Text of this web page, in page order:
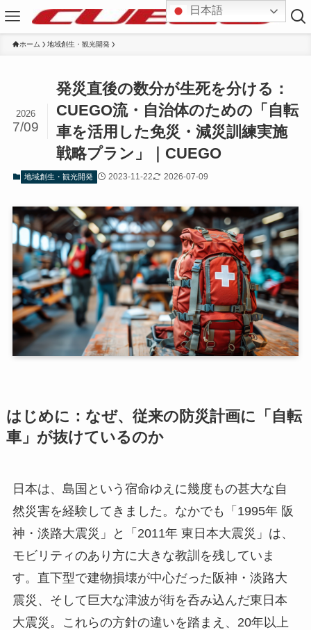
ホーム 地域創生・観光開発
発災直後の数分が生死を分ける：
CUEGO流・自治体のための「自転
車を活用した免災・減災訓練実施
戦略プラン」｜CUEGO
2026
7/09
地域創生・観光開発 2023-11-22 2026-07-09
はじめに：なぜ、従来の防災計画に「自転
車」が抜けているのか
日本は、島国という宿命ゆえに幾度もの甚大な自
然災害を経験してきました。なかでも「1995年 阪
神・淡路大震災」と「2011年 東日本大震災」は、
モビリティのあり方に大きな教訓を残していま
す。直下型で建物損壊が中心だった阪神・淡路大
震災、そして巨大な津波が街を呑み込んだ東日本
大震災。これらの方針の違いを踏まえ、20年以上
日本語